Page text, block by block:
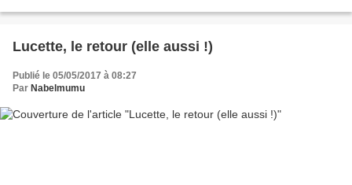
Lucette, le retour (elle aussi !)
Publié le 05/05/2017 à 08:27
Par Nabelmumu